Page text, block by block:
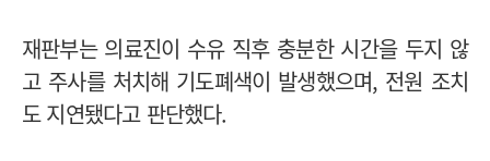
재판부는 의료진이 수유 직후 충분한 시간을 두지 않
고 주사를 처치해 기도폐색이 발생했으며, 전원 조치
도 지연됐다고 판단했다.